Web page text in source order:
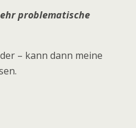
problematische
– kann dann meine